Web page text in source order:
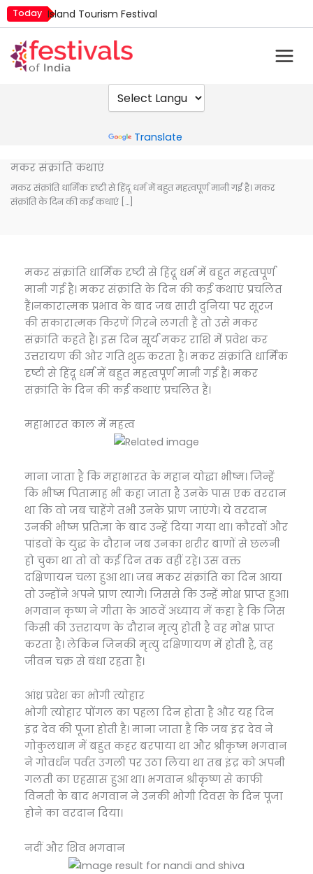
Skip
to
content
Today Island Tourism Festival
Kamika Ekadashi
Mim Kut
Nashik Kumbh Mela
Translate
मकर संक्रांति कथाएं
मकर संक्रांति धार्मिक दृष्टी से हिंदू धर्म में बहुत महत्वपूर्ण मानी गई है। मकर
संक्रांति के दिन की कई कथाएं […]
मकर संक्रांति धार्मिक दृष्टी से हिंदू धर्म में बहुत महत्वपूर्ण
मानी गई है। मकर संक्रांति के दिन की कई कथाएं प्रचलित
हैं।नकारात्मक प्रभाव के बाद जब सारी दुनिया पर सूरज
की सकारात्मक किरणें गिरने लगती हैं तो उसे मकर
संक्रांति कहते हैं। इस दिन सूर्य मकर राशि में प्रवेश कर
उत्तरायण की ओर गति शुरु करता है। मकर संक्रांति धार्मिक
दृष्टी से हिंदू धर्म में बहुत महत्वपूर्ण मानी गई है। मकर
संक्रांति के दिन की कई कथाएं प्रचलित हैं।
महाभारत काल में महत्व
माना जाता है कि महाभारत के महान योद्धा भीष्म। जिन्हें
कि भीष्म पितामाह भी कहा जाता है उनके पास एक वरदान
था कि वो जब चाहेंगे तभी उनके प्राण जाएंगे। ये वरदान
उनकी भीष्म प्रतिज्ञा के बाद उन्हें दिया गया था। कौरवों और
पांडवों के युद्ध के दौरान जब उनका शरीर बाणों से छलनी
हो चुका था तो वो कई दिन तक वहीं रहे। उस वक्त
दक्षिणायन चला हुआ था। जब मकर संक्रांति का दिन आया
तो उन्होंने अपने प्राण त्यागे। जिससे कि उन्हें मोक्ष प्राप्त हुआ।
भगवान कृष्ण ने गीता के आठवें अध्याय में कहा है कि जिस
किसी की उत्तरायण के दौरान मृत्यु होती है वह मोक्ष प्राप्त
करता है। लेकिन जिनकी मृत्यु दक्षिणायण में होती है, वह
जीवन चक्र से बंधा रहता है।
आंध्र प्रदेश का भोगी त्योहार
भोगी त्योहार पोंगल का पहला दिन होता है और यह दिन
इंद्र देव की पूजा होती है। माना जाता है कि जब इंद्र देव ने
गोकुलधाम में बहुत कहर बरपाया था और श्रीकृष्म भगवान
ने गोवर्धन पर्वत उंगली पर उठा लिया था तब इंद्र को अपनी
गलती का एहसास हुआ था। भगवान श्रीकृष्ण से काफी
विनती के बाद भगवान ने उनकी भोगी दिवस के दिन पूजा
होने का वरदान दिया।
नदीं और शिव भगवान